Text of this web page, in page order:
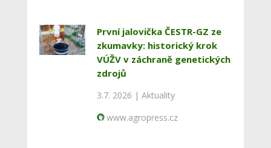
První jalovička ČESTR-GZ ze
zkumavky: historický krok
VÚŽV v záchraně genetických
zdrojů
3.7. 2026 | Aktuality
www.agropress.cz